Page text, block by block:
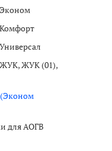
ЖУК (01),
(Эконом
для АОГВ